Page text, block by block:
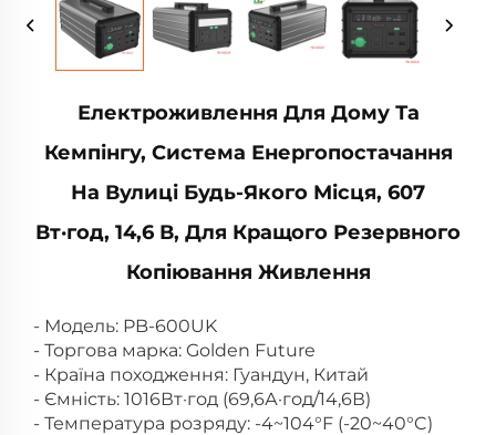
Електроживлення Для Дому Та
Кемпінгу, Система Енергопостачання
На Вулиці Будь-Якого Місця, 607
Вт·год, 14,6 В, Для Кращого Резервного
Копіювання Живлення
- Модель: PB-600UK
- Торгова марка: Golden Future
- Країна походження: Гуандун, Китай
- Ємність: 1016Вт·год (69,6А·год/14,6В)
- Температура розряду: -4~104°F (-20~40°C)